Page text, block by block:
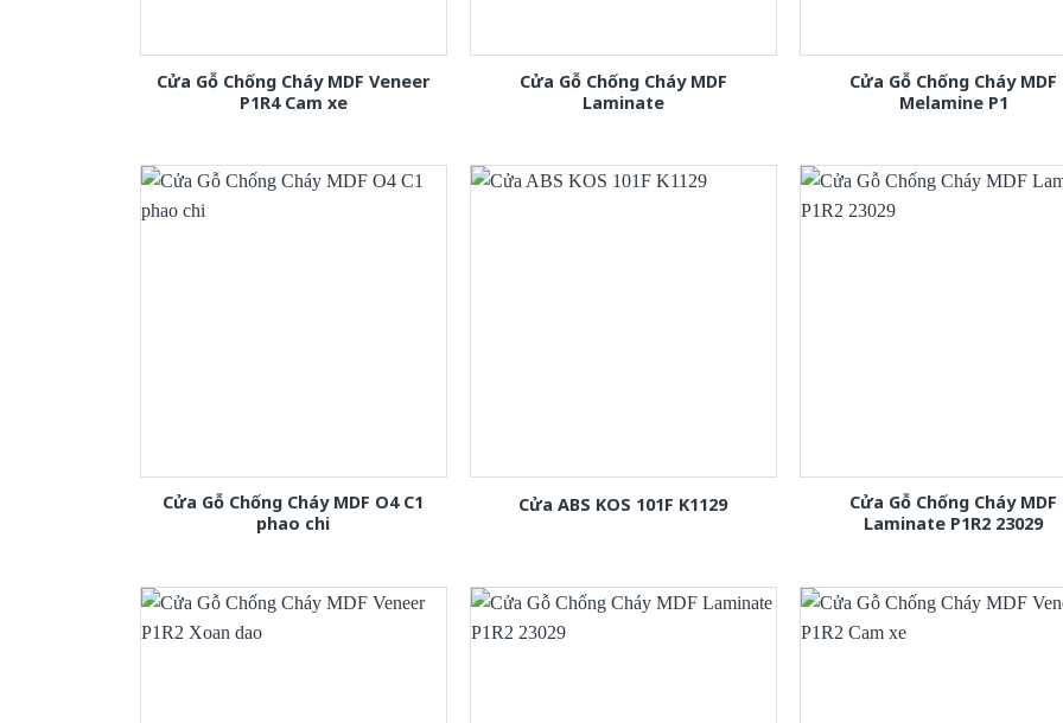
Cửa Gỗ Chống Cháy MDF Veneer
P1R4 Cam xe
Cửa Gỗ Chống Cháy MDF
Laminate
Cửa Gỗ Chống Cháy MDF
Melamine P1
Cửa Gỗ Chống Cháy MDF O4 C1
phao chi
Cửa ABS KOS 101F K1129
Cửa Gỗ Chống Cháy MDF
Laminate P1R2 23029